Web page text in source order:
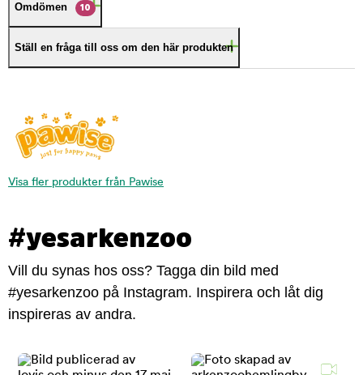
Omdömen 10
Ställ en fråga till oss om den här produkten
Visa fler produkter från Pawise
#yesarkenzoo
Vill du synas hos oss? Tagga din bild med
#yesarkenzoo på Instagram. Inspirera och låt dig
inspireras av andra.